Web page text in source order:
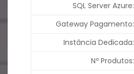
SQL Server Azure:
Gateway Pagamento:
Instância Dedicada:
Nº Produtos: